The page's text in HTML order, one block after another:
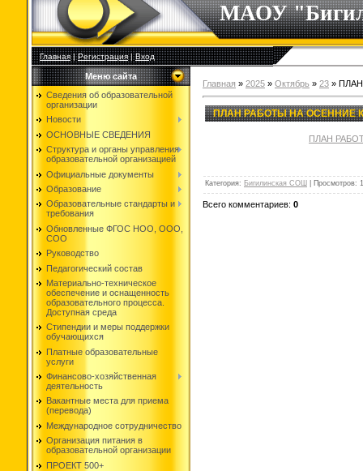
МАОУ
Главная|Регистрация|Вход
Меню сайта
Сведения об образовательной
организации
Новости
ОСНОВНЫЕ СВЕДЕНИЯ
Структура и органы управления
образовательной организацией
Официальные документы
Образование
Образовательные стандарты и
требования
Обновленные ФГОС НОО, ООО,
СОО
Руководство
Педагогический состав
Материально-техническое
обеспечение и оснащенность
образовательного процесса.
Доступная среда
Стипендии и меры поддержки
обучающихся
Платные образовательные
услуги
Финансово-хозяйственная
деятельность
Вакантные места для приема
(перевода)
Международное сотрудничество
Организация питания в
образовательной организации
ПРОЕКТ 500+
Главная » 2025 » Октябрь » 23 »
ПЛАН РАБОТЫ НА ОСЕННИЕ
ПЛАН
Категория: Бигилинская СОШ Просмотров:
Всего комментариев: 0